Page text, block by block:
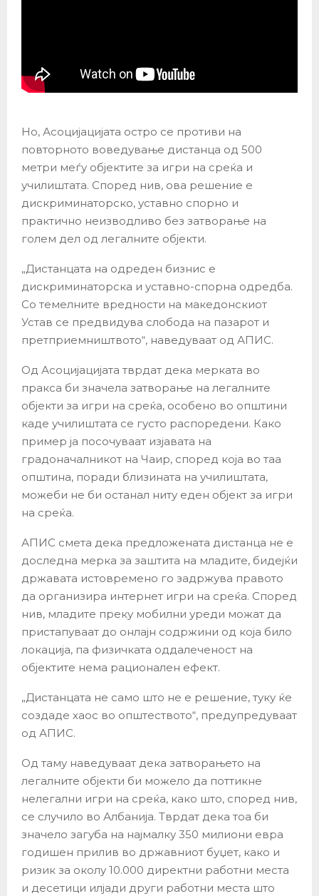
Но, Асоцијацијата остро се противи на
повторното воведување дистанца од 500
метри меѓу објектите за игри на среќа и
училиштата. Според нив, ова решение е
дискриминаторско, уставно спорно и
практично неизводливо без затворање на
голем дел од легалните објекти.
„Дистанцата на одреден бизнис е
дискриминаторска и уставно-спорна одредба.
Со темелните вредности на македонскиот
Устав се предвидува слобода на пазарот и
претприемништвото“, наведуваат од АПИС.
Од Асоцијацијата тврдат дека мерката во
пракса би значела затворање на легалните
објекти за игри на среќа, особено во општини
каде училиштата се густо распоредени. Како
пример ја посочуваат изјавата на
градоначалникот на Чаир, според која во таа
општина, поради близината на училиштата,
можеби не би останал ниту еден објект за игри
на среќа.
АПИС смета дека предложената дистанца не е
доследна мерка за заштита на младите, бидејќи
државата истовремено го задржува правото
да организира интернет игри на среќа. Според
нив, младите преку мобилни уреди можат да
пристапуваат до онлајн содржини од која било
локација, па физичката оддалеченост на
објектите нема рационален ефект.
„Дистанцата не само што не е решение, туку ќе
создаде хаос во општеството“, предупредуваат
од АПИС.
Од таму наведуваат дека затворањето на
легалните објекти би можело да поттикне
нелегални игри на среќа, како што, според нив,
се случило во Албанија. Тврдат дека тоа би
значело загуба на најмалку 350 милиони евра
годишен прилив во државниот буџет, како и
ризик за околу 10.000 директни работни места
и десетици илјади други работни места што